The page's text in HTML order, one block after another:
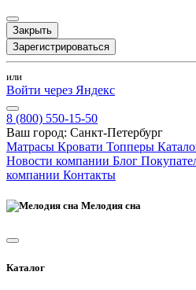
Закрыть
Зарегистрироваться
или
Войти через Яндекс
8 (800) 550-15-50
Ваш город: Санкт-Петербург
Матрасы Кровати Топперы
Новости компании Блог
компании Контакты
Мелодия сна
Каталог